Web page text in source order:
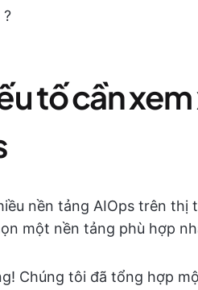
?
tố cần
nền tảng AIOps trên
một nền tảng phù hợp
Chúng tôi đã tổng hợp